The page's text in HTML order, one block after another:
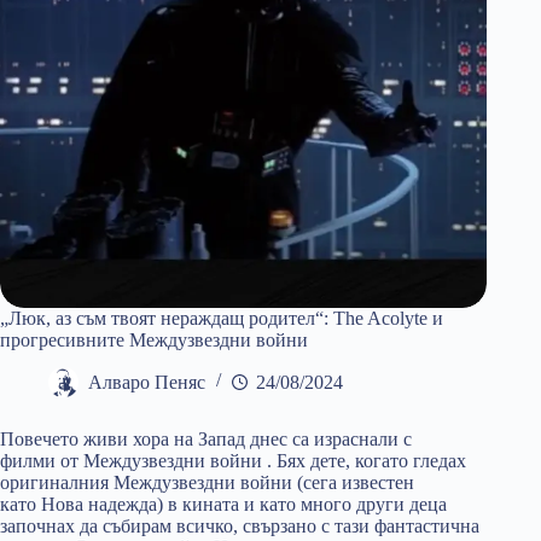
„Люк, аз съм твоят нераждащ родител“: The Acolyte и
прогресивните Междузвездни войни
Алваро Пеняс 24/08/2024
Повечето живи хора на Запад днес са израснали с
филми от Междузвездни войни . Бях дете, когато гледах
оригиналния Междузвездни войни (сега известен
като Нова надежда) в кината и като много други деца
започнах да събирам всичко, свързано с тази фантастична